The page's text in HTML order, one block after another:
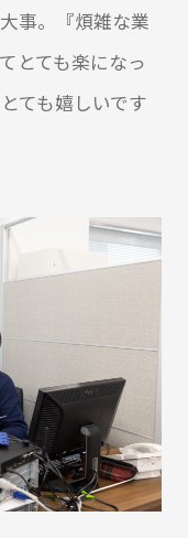
事。『煩雑な業
とても楽になっ
ても嬉しいです